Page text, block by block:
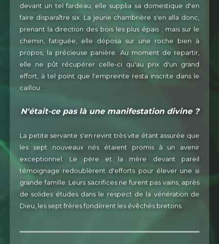
devant un tel fardeau, elle supplia sa domestique d'en
faire disparaître six. La jeune chambrière s'en alla donc,
prenant la direction des bois les plus épais ; mais sur le
chemin, fatiguée, elle déposa sur une roche bien à
propos, la précieuse panière. Au moment de repartir,
elle ne pût récupérer celle-ci qu'au prix d'un grand
effort, à tel point que l'empreinte resta inscrite dans le
caillou.
N'était-ce pas là une manifestation divine ?
La petite servante s'en revint très vite étant assurée que
les sept nouveaux nés étaient promis à un avenir
exceptionnel. Le père et la mère devant pareil
témoignage redoublèrent d'efforts pour élever une si
grande famille. Leurs sacrifices ne furent pas vains, après
de solides études dans le respect de la vénération de
Dieu, les sept frères fondèrent les évêchés bretons.